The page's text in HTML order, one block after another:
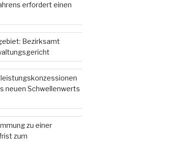
erfordert einen
Bezirksamt
neuen Schwellenwerts
zu einer
zum